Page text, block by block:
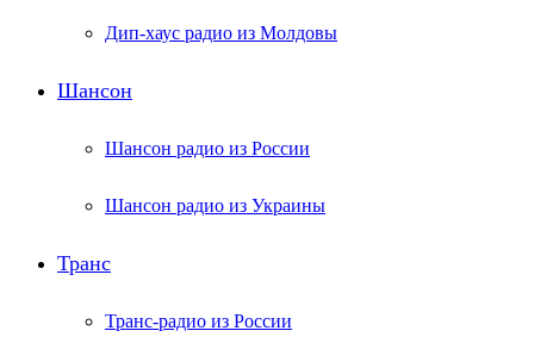
Дип-хаус радио из Молдовы
Шансон
Шансон радио из России
Шансон радио из Украины
Транс
Транс-радио из России